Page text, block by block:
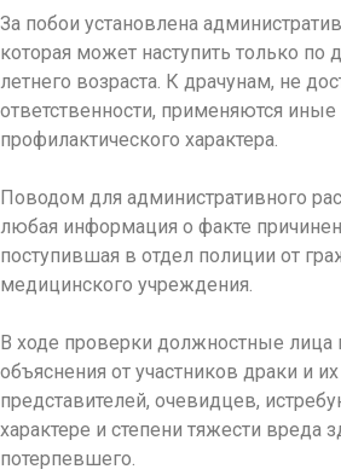
За побои установлена
которая может наступить только по
летнего возраста. К драчунам, не
ответственности, применяются
профилактического характера.
Поводом для административного
любая информация о факте
поступившая в отдел полиции от
медицинского учреждения.
В ходе проверки должностные лица
объяснения от участников драки и
представителей, очевидцев,
характере и степени тяжести вреда
потерпевшего.